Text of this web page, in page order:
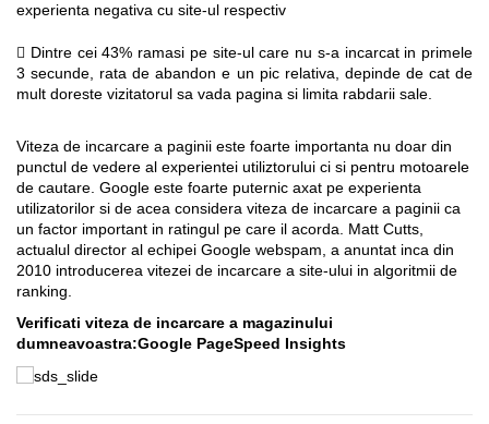
experienta negativa cu site-ul respectiv
Dintre cei 43% ramasi pe site-ul care nu s-a incarcat in primele
3 secunde, rata de abandon e un pic relativa, depinde de cat de
mult doreste vizitatorul sa vada pagina si limita rabdarii sale.
Viteza de incarcare a paginii este foarte importanta nu doar din
punctul de vedere al experientei utiliztorului ci si pentru motoarele
de cautare. Google este foarte puternic axat pe experienta
utilizatorilor si de acea considera viteza de incarcare a paginii ca
un factor important in ratingul pe care il acorda. Matt Cutts,
actualul director al echipei Google webspam, a anuntat inca din
2010 introducerea vitezei de incarcare a site-ului in algoritmii de
ranking.
Verificati viteza de incarcare a magazinului
dumneavoastra:Google PageSpeed Insights